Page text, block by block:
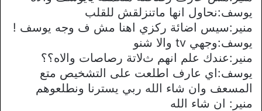
يوسف:نحاول انها ماتنزلقش للقلب
منير:سيس اضائة ركزي اهنا مش ف وجه يوسف !
يوسف:وجهي tv واﻻ شنو
منير:عندك علم انهم ثﻻتة رصاصات واﻻه؟؟
يوسف:اي عارف اطلعت على التشخيص متع
المسعف وان شاء الله ربي يسترنا ونطلعوهم
منير: ان شاء الله